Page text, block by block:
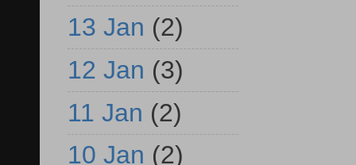
13 Jan (2)
12 Jan (3)
11 Jan (2)
10 Jan (2)